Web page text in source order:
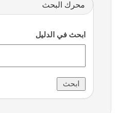
محرك البحث
ابحث في الدليل